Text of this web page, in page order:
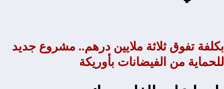
بكلفة تفوق ثلاثة ملايين درهم.. مشروع جديد
للحماية من الفيضانات بأوريكة